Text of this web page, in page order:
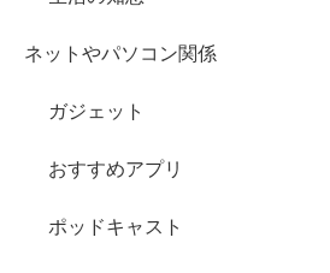
ネットやパソコン関係
ガジェット
おすすめアプリ
ポッドキャスト